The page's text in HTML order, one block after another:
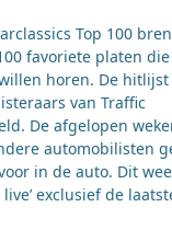
Top 100
favoriete platen
horen. De
van Traffic
De afgelopen
automobilisten
in de auto. Dit
live’ exclusief de